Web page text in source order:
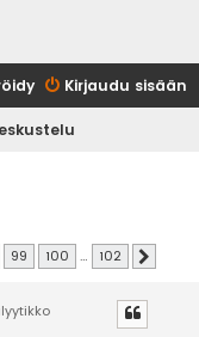
Kirjaudu sisään
99 100 … 102